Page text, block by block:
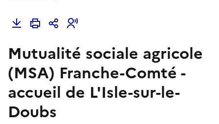
Mutualité sociale agricole
(MSA) Franche-Comté -
accueil de L'Isle-sur-le-
Doubs